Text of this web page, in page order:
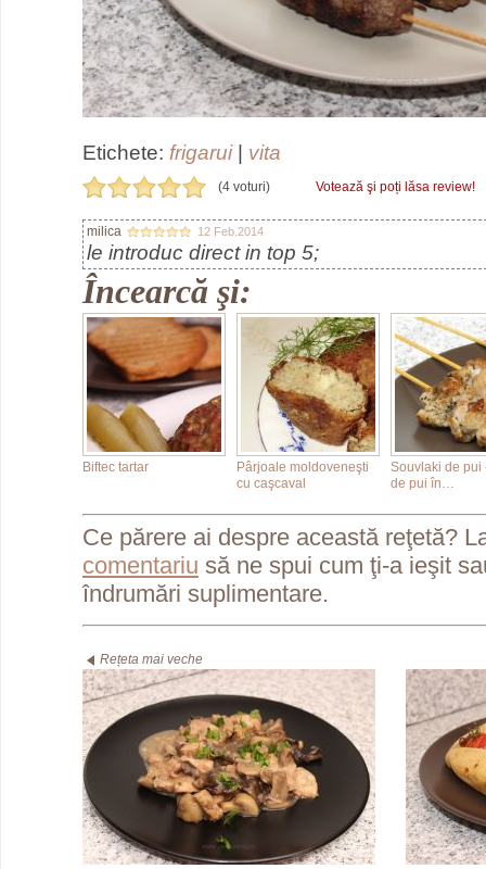
Etichete: frigarui| vita
(4 voturi) Votează şi poți lăsa review!
milica 12 Feb.2014
le introduc direct in top 5;
Încearcă şi:
Biftec tartar
Pârjoale moldoveneşti
cu caşcaval
Souvlaki de pui
de pui în…
Ce părere ai despre această reţetă?
comentariu să ne spui cum ţi-a ieşit
îndrumări suplimentare.
Rețeta mai veche